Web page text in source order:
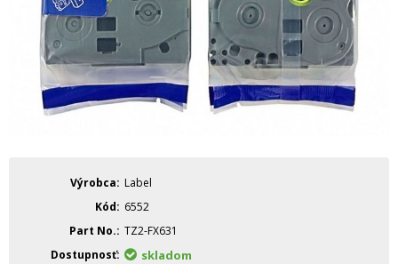
Výrobca
Label
Kód
6552
Part No. TZ2-FX631
Dostupnosť
skladom